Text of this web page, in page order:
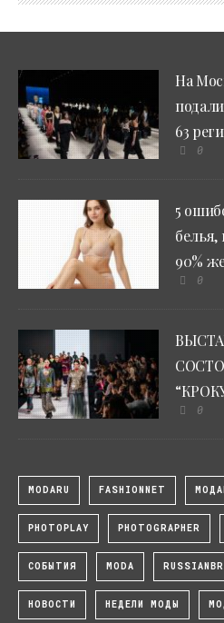
На
63
0
5
90%
0
0
MODARU FASHIONNET
PHOTOPLAY PHOTOGRAPHER
СОБЫТИЯ MODA
НОВОСТИ НЕДЕЛИ МОДЫ